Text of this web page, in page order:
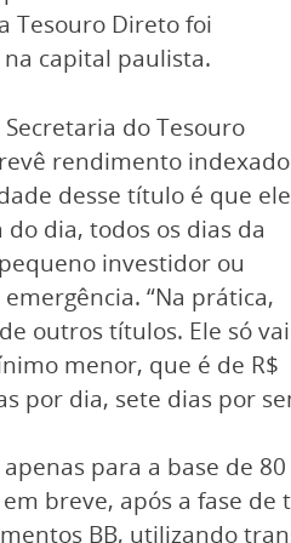
Tesouro Direto foi
capital paulista.
do Tesouro
rendimento indexado
desse título é que ele
dia, todos os dias da
investidor ou
“Na prática,
outros títulos. Ele só vai
menor, que é de R$
por dia, sete dias por
para a base de
breve, após a fase
BB, utilizando